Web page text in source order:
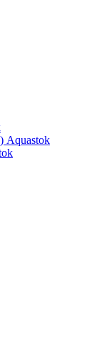
Aquastok